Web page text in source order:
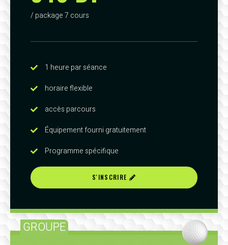
/ package 7 cours
1 heure par séance
horaire flexible
accès parcours
Équipement fourni gratuitement
Programme spécifique
S'INSCRIRE
GROUPE